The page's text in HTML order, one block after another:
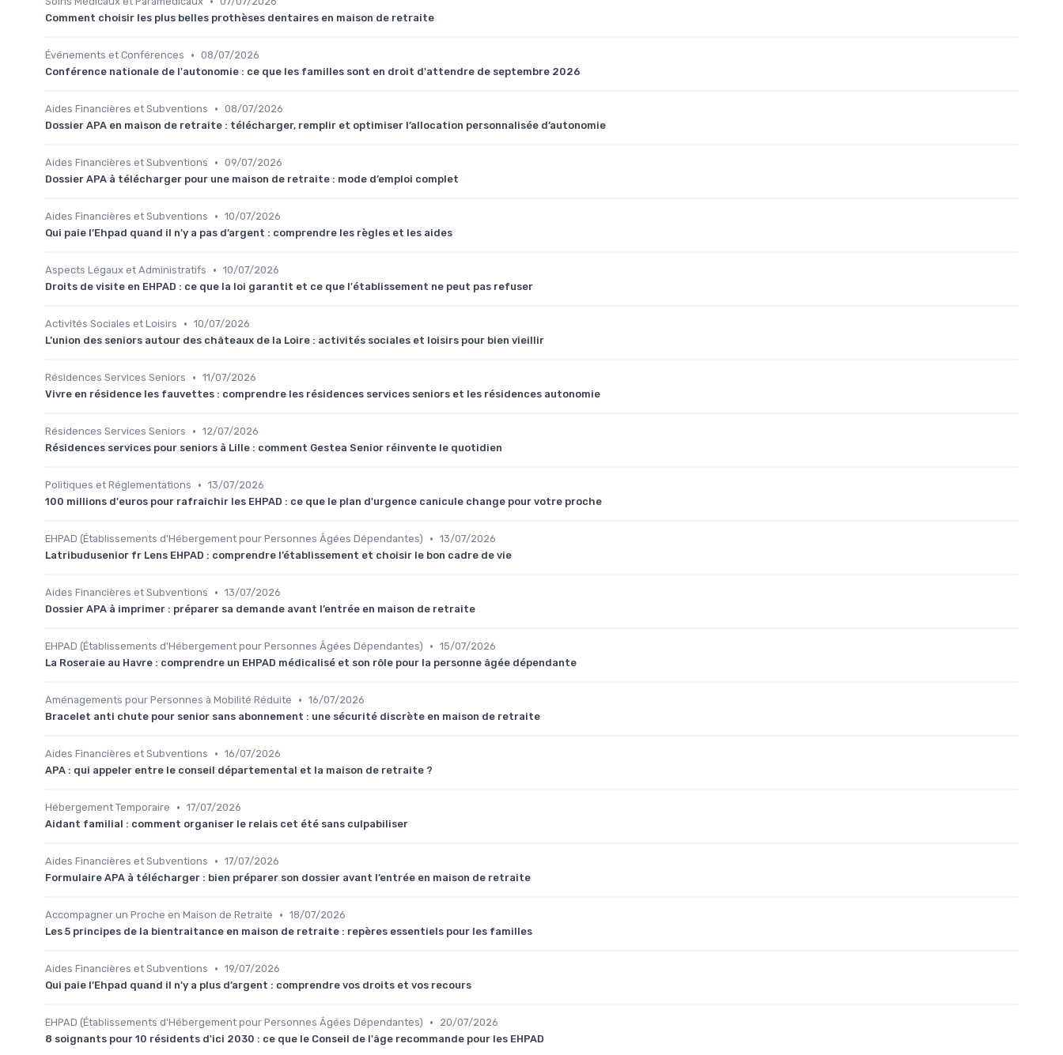
Comment choisir les plus belles prothèses dentaires en maison de retraite
Événements et Conférences • 08/07/2026
Conférence nationale de l'autonomie : ce que les familles sont en droit d'attendre de septembre 2026
Aides Financières et Subventions • 08/07/2026
Dossier APA en maison de retraite : télécharger, remplir et optimiser l’allocation personnalisée d’autonomie
Aides Financières et Subventions • 09/07/2026
Dossier APA à télécharger pour une maison de retraite : mode d’emploi complet
Aides Financières et Subventions • 10/07/2026
Qui paie l’Ehpad quand il n’y a pas d’argent : comprendre les règles et les aides
Aspects Légaux et Administratifs • 10/07/2026
Droits de visite en EHPAD : ce que la loi garantit et ce que l'établissement ne peut pas refuser
Activités Sociales et Loisirs • 10/07/2026
L’union des seniors autour des châteaux de la Loire : activités sociales et loisirs pour bien vieillir
Résidences Services Seniors • 11/07/2026
Vivre en résidence les fauvettes : comprendre les résidences services seniors et les résidences autonomie
Résidences Services Seniors • 12/07/2026
Résidences services pour seniors à Lille : comment Gestea Senior réinvente le quotidien
Politiques et Réglementations • 13/07/2026
100 millions d'euros pour rafraîchir les EHPAD : ce que le plan d'urgence canicule change pour votre proche
EHPAD (Établissements d'Hébergement pour Personnes Âgées Dépendantes) • 13/07/2026
Latribudusenior fr Lens EHPAD : comprendre l’établissement et choisir le bon cadre de vie
Aides Financières et Subventions • 13/07/2026
Dossier APA à imprimer : préparer sa demande avant l’entrée en maison de retraite
EHPAD (Établissements d'Hébergement pour Personnes Âgées Dépendantes) • 15/07/2026
La Roseraie au Havre : comprendre un EHPAD médicalisé et son rôle pour la personne âgée dépendante
Aménagements pour Personnes à Mobilité Réduite • 16/07/2026
Bracelet anti chute pour senior sans abonnement : une sécurité discrète en maison de retraite
Aides Financières et Subventions • 16/07/2026
APA : qui appeler entre le conseil départemental et la maison de retraite ?
Hébergement Temporaire • 17/07/2026
Aidant familial : comment organiser le relais cet été sans culpabiliser
Aides Financières et Subventions • 17/07/2026
Formulaire APA à télécharger : bien préparer son dossier avant l’entrée en maison de retraite
Accompagner un Proche en Maison de Retraite • 18/07/2026
Les 5 principes de la bientraitance en maison de retraite : repères essentiels pour les familles
Aides Financières et Subventions • 19/07/2026
Qui paie l’Ehpad quand il n’y a plus d’argent : comprendre vos droits et vos recours
EHPAD (Établissements d'Hébergement pour Personnes Âgées Dépendantes) •
20/07/2026
8 soignants pour 10 résidents d'ici 2030 : ce que le Conseil de l'âge recommande pour les EHPAD